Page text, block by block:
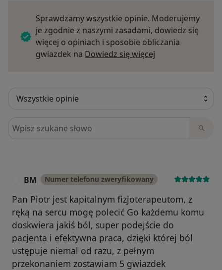
Sprawdzamy wszystkie opinie. Moderujemy
je zgodnie z naszymi zasadami, dowiedz się
więcej o opiniach i sposobie obliczania
gwiazdek na Dowiedz się więcej
Szukaj w opiniach
BM Numer telefonu zweryfikowany
Pan Piotr jest kapitalnym fizjoterapeutom, z
ręką na sercu mogę polecić Go każdemu komu
doskwiera jakiś ból, super podejście do
pacjenta i efektywna praca, dzięki której ból
ustępuje niemal od razu, z pełnym
przekonaniem zostawiam 5 gwiazdek